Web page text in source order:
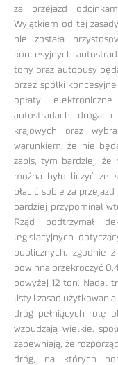
za przejazd
Wyjątkiem od tej
nie została
koncesyjnych
tony oraz autobusy
przez spółki
opłaty
autostradach, drogach
krajowych oraz
warunkiem, że nie
zapis, tym bardziej,
można było liczyć ze
płacić sobie za
bardziej przypominał
Rząd podtrzymał
legislacyjnych
publicznych, zgodnie
powinna przekroczyć
powyżej 12 ton. Nadal
listy i zasad
dróg pełniących rolę
wzbudzają wielkie,
zapewniają, że
dróg, na których